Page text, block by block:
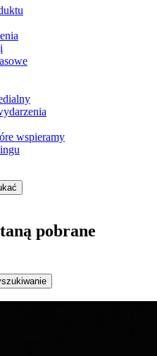
wspieramy
pobrane